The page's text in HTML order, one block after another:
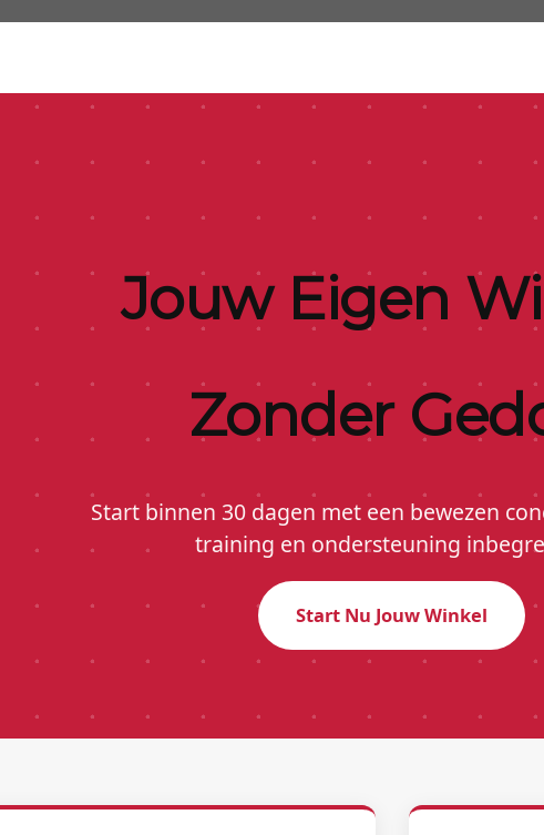
Jouw Eigen
Zonder
Start binnen 30 dagen met een bewezen
training en ondersteuning
Start Nu Jouw Winkel